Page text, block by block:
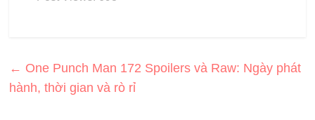
← One Punch Man 172 Spoilers và Raw: Ngày phát
hành, thời gian và rò rỉ